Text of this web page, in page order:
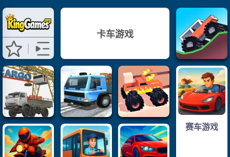
卡车游戏
赛车游戏